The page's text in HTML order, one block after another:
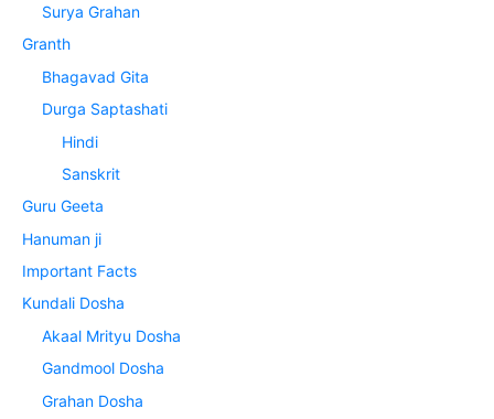
Surya Grahan
Granth
Bhagavad Gita
Durga Saptashati
Hindi
Sanskrit
Guru Geeta
Hanuman ji
Important Facts
Kundali Dosha
Akaal Mrityu Dosha
Gandmool Dosha
Grahan Dosha